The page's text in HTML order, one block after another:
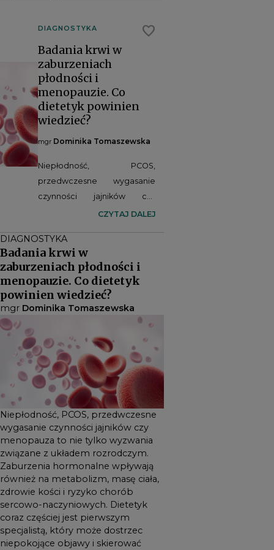
DIAGNOSTYKA favorite
Badania krwi w
zaburzeniach
płodności i
menopauzie. Co
dietetyk powinien
wiedzieć?
mgr Dominika Tomaszewska
Niepłodność, PCOS,
przedwczesne wygasanie
czynności jajników czy
menopauza to nie tylko
układem rozrodczym.
Zaburzenia hormonalne
wpływają również na
metabolizm, masę ciała,
zdrowie kości i ryzyko chorób
pierwszym specjalistą, który
może dostrzec niepokojące
objawy i skierować pacjentkę
na odpowiednią diagnostykę.
CZYTAJ DALEJ
DIAGNOSTYKA
Badania krwi w
zaburzeniach płodności i
menopauzie. Co dietetyk
powinien wiedzieć?
mgr Dominika Tomaszewska
Niepłodność, PCOS, przedwczesne
wygasanie czynności jajników czy
menopauza to nie tylko wyzwania
związane z układem rozrodczym.
Zaburzenia hormonalne wpływają
również na metabolizm, masę ciała,
zdrowie kości i ryzyko chorób
sercowo-naczyniowych. Dietetyk
coraz częściej jest pierwszym
specjalistą, który może dostrzec
niepokojące objawy i skierować